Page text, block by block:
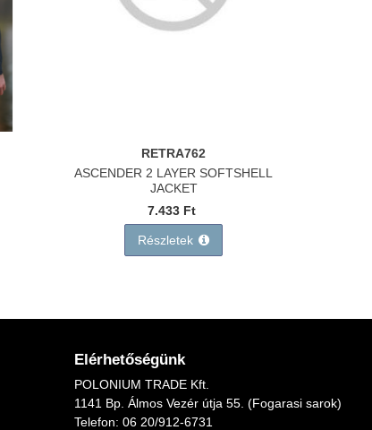
RETRA762
ASCENDER 2 LAYER SOFTSHELL
JACKET
7.433 Ft
Részletek
Elérhetőségünk
POLONIUM TRADE Kft.
1141 Bp. Álmos Vezér útja 55. (Fogarasi sarok)
Telefon: 06 20/912-6731